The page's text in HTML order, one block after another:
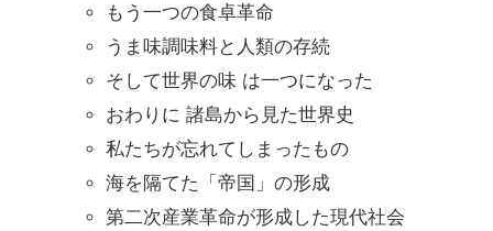
もう一つの食卓革命
うま味調味料と人類の存続
そして世界の味 は一つになった
おわりに 諸島から見た世界史
私たちが忘れてしまったもの
海を隔てた「帝国」の形成
第二次産業革命が形成した現代社会